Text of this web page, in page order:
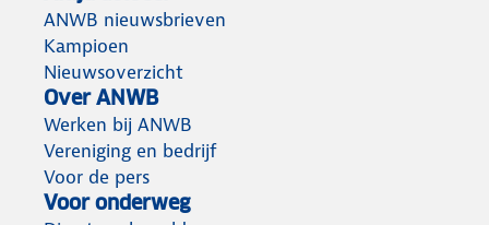
ANWB nieuwsbrieven
Kampioen
Nieuwsoverzicht
Over ANWB
Werken bij ANWB
Vereniging en bedrijf
Voor de pers
Voor onderweg